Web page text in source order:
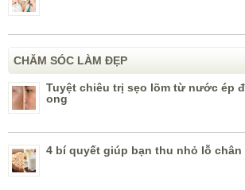
CHĂM SÓC LÀM ĐẸP
Tuyệt chiêu trị sẹo lõm từ nước ép
ong
4 bí quyết giúp bạn thu nhỏ lỗ